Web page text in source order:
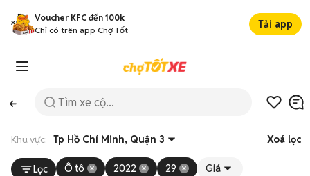
Voucher KFC đến 100k
Chỉ có trên app Chợ Tốt
Tải app
Khu vực: Tp Hồ Chí Minh, Quận 3 Xoá lọc
Lọc Ô tô 2022 29 Giá